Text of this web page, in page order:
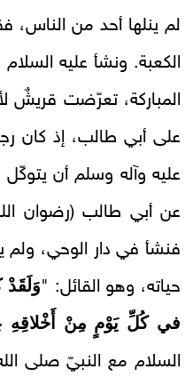
لم ينلها أحد من الناس،
الكعبة. ونشأ عليه
المباركة، تعرّضت قريشٌ
على أبي طالب، إذ كان
عليه وآله وسلم أن
عن أبي طالب (رضوان
فنشأ في دار الوحي، ولم
حياته، وهو القائل: "وَلَقَدْ
في كُلِّ يَوْمٍ مِنْ أَخْلاقِهِ
السلام مع النبيّ صلى